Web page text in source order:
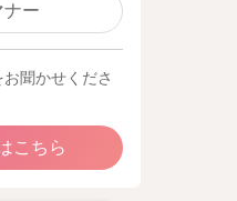
ナー
聞かせくださ
こちら